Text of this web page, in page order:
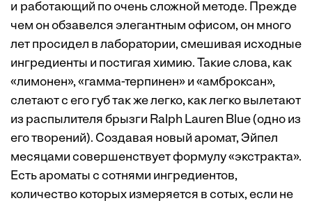
и работающий по очень сложной методе. Прежде
чем он обзавелся элегантным офисом, он много
лет просидел в лаборатории, смешивая исходные
ингредиенты и постигая химию. Такие слова, как
«лимонен», «гамма-терпинен» и «амброксан»,
слетают с его губ так же легко, как легко вылетают
из распылителя брызги Ralph Lauren Blue (одно из
его творений). Создавая новый аромат, Эйпел
месяцами совершенствует формулу «экстракта».
Есть ароматы с сотнями ингредиентов,
количество которых измеряется в сотых, если не